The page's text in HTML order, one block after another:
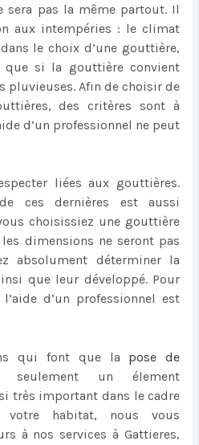
sera pas la même partout. Il
aux intempéries : le climat
le choix d’une gouttière,
que si la gouttière convient
pluvieuses. Afin de choisir de
des critères sont à
d’un professionnel ne peut
liées aux gouttières.
ces dernières est aussi
choisissiez une gouttière
dimensions ne seront pas
absolument déterminer la
que leur développé. Pour
d’un professionnel est
qui font que la pose de
un élement
très important dans le cadre
habitat, nous vous
à nos services à Gattieres,